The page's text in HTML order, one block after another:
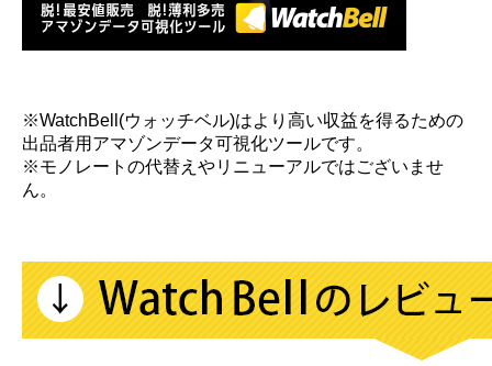
※WatchBell(ウォッチベル)はより高い収益を得るための
出品者用アマゾンデータ可視化ツールです。
※モノレートの代替えやリニューアルではございませ
ん。